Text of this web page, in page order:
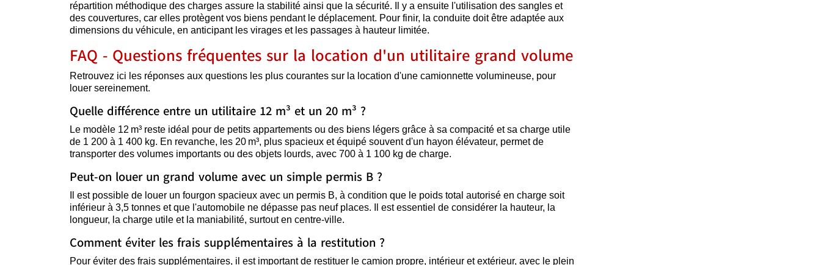
répartition méthodique des charges assure la stabilité ainsi que la sécurité. Il y a ensuite l'utilisation des sangles et
des couvertures, car elles protègent vos biens pendant le déplacement. Pour finir, la conduite doit être adaptée aux
dimensions du véhicule, en anticipant les virages et les passages à hauteur limitée.
FAQ - Questions fréquentes sur la location d'un utilitaire grand volume
Retrouvez ici les réponses aux questions les plus courantes sur la location d'une camionnette volumineuse, pour
louer sereinement.
Quelle différence entre un utilitaire 12 m³ et un 20 m³ ?
Le modèle 12 m³ reste idéal pour de petits appartements ou des biens légers grâce à sa compacité et sa charge utile
de 1 200 à 1 400 kg. En revanche, les 20 m³, plus spacieux et équipé souvent d'un hayon élévateur, permet de
transporter des volumes importants ou des objets lourds, avec 700 à 1 100 kg de charge.
Peut-on louer un grand volume avec un simple permis B ?
Il est possible de louer un fourgon spacieux avec un permis B, à condition que le poids total autorisé en charge soit
inférieur à 3,5 tonnes et que l'automobile ne dépasse pas neuf places. Il est essentiel de considérer la hauteur, la
longueur, la charge utile et la maniabilité, surtout en centre-ville.
Comment éviter les frais supplémentaires à la restitution ?
Pour éviter des frais supplémentaires, il est important de restituer le camion propre, intérieur et extérieur, avec le plein